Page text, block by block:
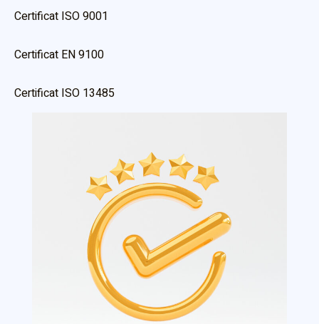
Certificat ISO 9001
Certificat EN 9100
Certificat ISO 13485